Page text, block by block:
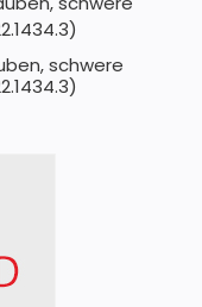
schwere